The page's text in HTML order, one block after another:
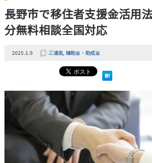
長野市で移住者支援金活用
分無料相談全国対応
2025.1.9 三浦高, 補助金・助成金